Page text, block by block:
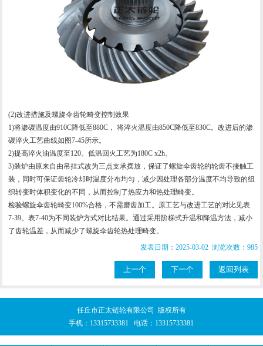
(2)改进措施及螺旋伞齿轮畸变控制效果
1)将渗碳温度由910C降低至880C， 将淬火温度由850C降低至830C。改进后的渗
碳淬火工艺曲线如图7-45所示。
2)提高淬火油温度至120。低温回火工艺为180C x2h。
3)装炉由原来自由吊挂式改为三点支承摆放，保证了螺旋伞齿轮的轮齿不接触工
装，同时可保证齿轮冷却时温度分布均匀，减少因处理各部分温度不均导致的组
织转变时体积变化的不同，从而控制了热应力和热处理畸变。
检验螺旋伞齿轮畸变100%合格，不需磨齿加工。原工艺与改进工艺的对比见表
7-39。表7-40为不同装炉方式对比结果。通过采用阶梯式升温和降温方法，减小
了齿轮温差，从而减少了螺旋伞齿轮热处理畸变。
发表日期：2025-03-02 浏览次数：985
上一个 下一个 返回列表
任丘市正太链轮有限公司 版权所有
手机： 13315733381 电话： 13315733381